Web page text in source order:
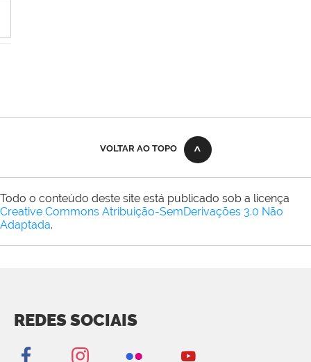
VOLTAR AO TOPO
Todo o conteúdo deste site está publicado sob a licença
Creative Commons Atribuição-SemDerivações 3.0 Não
Adaptada.
REDES SOCIAIS